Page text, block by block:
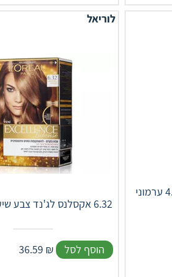
נטורטינט צבע לשיער גוון 4.32 ערמוני
לוריאל
אקסלנס לג'נד צבע שיער קבוע גוון ‎6‎.‎32
36.59 ₪ הוסף לסל